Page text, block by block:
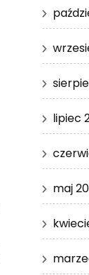
lipiec
maj